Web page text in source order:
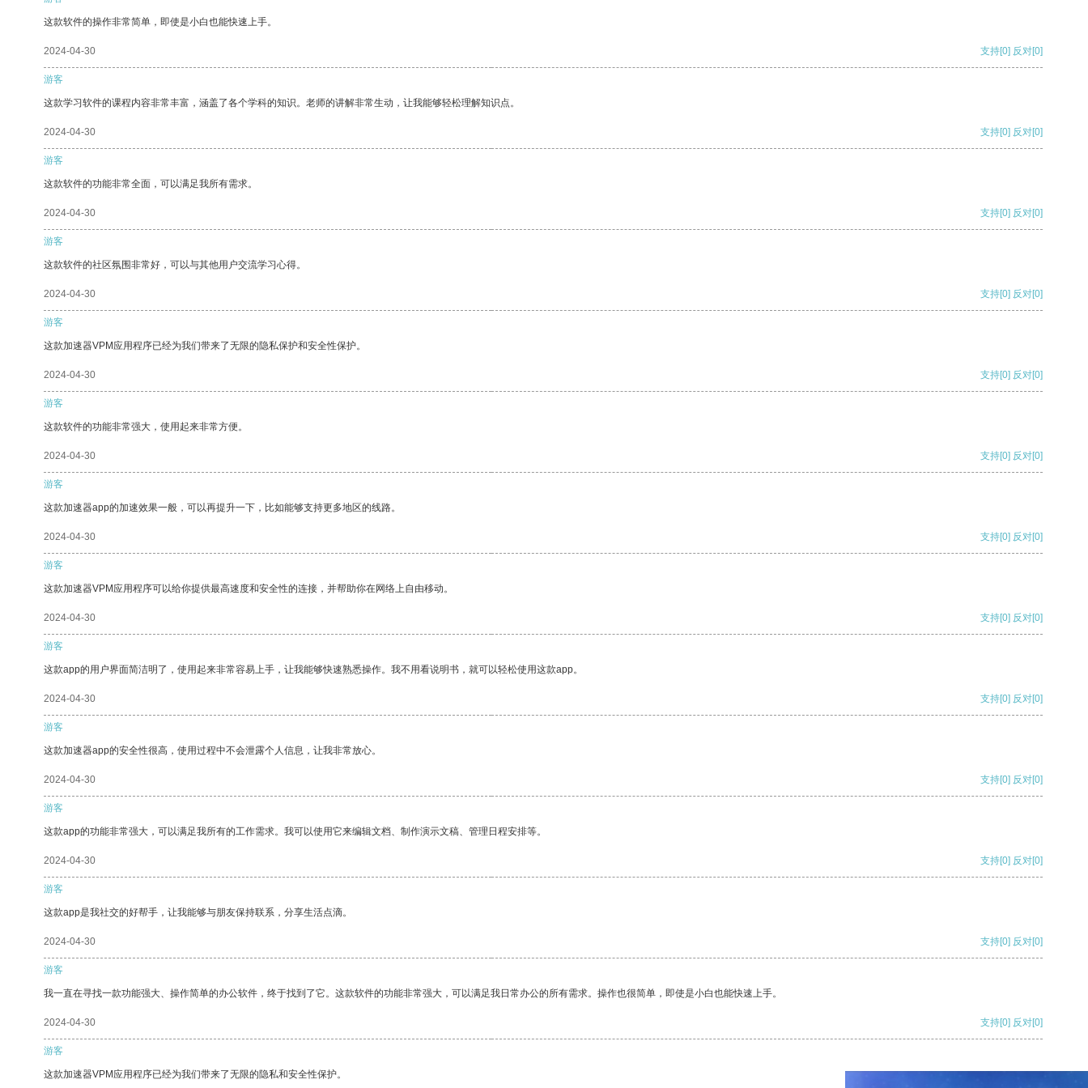
这款软件的操作非常简单，即使是小白也能快速上手。
2024-04-30 支持[0] 反对[0]
游客
这款学习软件的课程内容非常丰富，涵盖了各个学科的知识。老师的讲解非常生动，让我能够轻松理解知识点。
2024-04-30 支持[0] 反对[0]
游客
这款软件的功能非常全面，可以满足我所有需求。
2024-04-30 支持[0] 反对[0]
游客
这款软件的社区氛围非常好，可以与其他用户交流学习心得。
2024-04-30 支持[0] 反对[0]
游客
这款加速器VPM应用程序已经为我们带来了无限的隐私保护和安全性保护。
2024-04-30 支持[0] 反对[0]
游客
这款软件的功能非常强大，使用起来非常方便。
2024-04-30 支持[0] 反对[0]
游客
这款加速器app的加速效果一般，可以再提升一下，比如能够支持更多地区的线路。
2024-04-30 支持[0] 反对[0]
游客
这款加速器VPM应用程序可以给你提供最高速度和安全性的连接，并帮助你在网络上自由移动。
2024-04-30 支持[0] 反对[0]
游客
这款app的用户界面简洁明了，使用起来非常容易上手，让我能够快速熟悉操作。我不用看说明书，就可以轻松使用这款app。
2024-04-30 支持[0] 反对[0]
游客
这款加速器app的安全性很高，使用过程中不会泄露个人信息，让我非常放心。
2024-04-30 支持[0] 反对[0]
游客
这款app的功能非常强大，可以满足我所有的工作需求。我可以使用它来编辑文档、制作演示文稿、管理日程安排等。
2024-04-30 支持[0] 反对[0]
游客
这款app是我社交的好帮手，让我能够与朋友保持联系，分享生活点滴。
2024-04-30 支持[0] 反对[0]
游客
我一直在寻找一款功能强大、操作简单的办公软件，终于找到了它。这款软件的功能非常强大，可以满足我日常办公的所有需求。操作也很简单，即使是小白也能快速上手。
2024-04-30 支持[0] 反对[0]
游客
这款加速器VPM应用程序已经为我们带来了无限的隐私和安全性保护。